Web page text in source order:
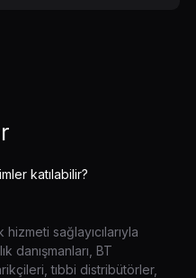
katılabilir?
sağlayıcılarıyla
danışmanları, BT
tıbbi distribütörler,